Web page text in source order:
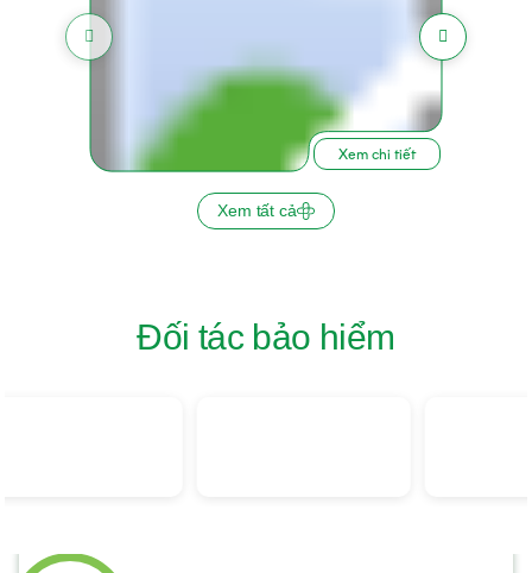
Xem tất cả
Xem chi tiết
Đối tác bảo hiểm